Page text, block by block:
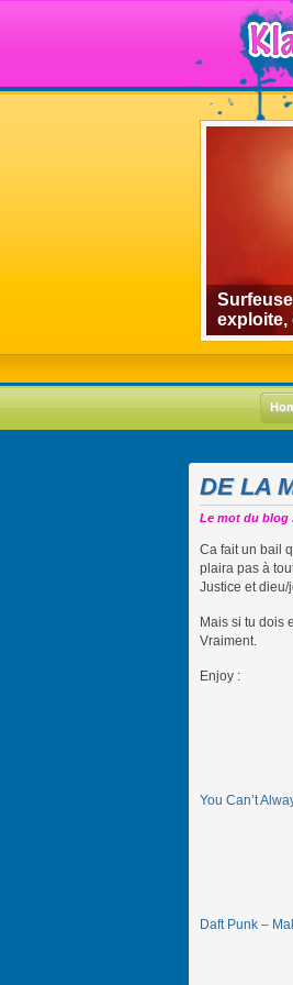
exploite,
DE LA
Le mot du blog
Ca fait un bail
plaira pas à
Justice et dieu/
Mais si tu dois
Vraiment.
Enjoy :
You Can’t
Daft Punk –